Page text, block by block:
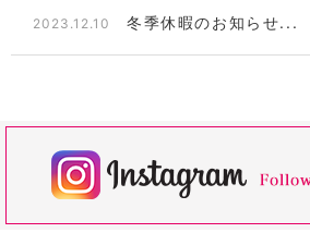
2023.12.10 冬季休暇のお知らせ...